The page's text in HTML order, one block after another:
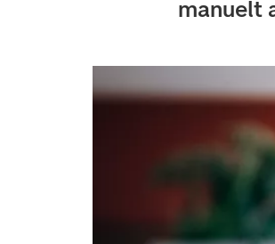
manuelt